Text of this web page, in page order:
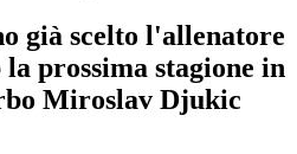
già scelto l'allenatore
prossima stagione in
Miroslav Djukic